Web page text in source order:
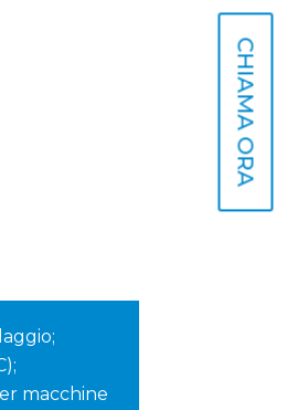
macchine
CHIAMA ORA